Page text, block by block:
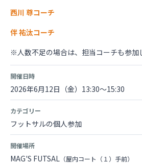
西川 尊コーチ
伴 祐汰コーチ
※人数不足の場合は、担当コーチも参加
開催日時
2026年6月12日（金）13:30～15:30
カテゴリー
フットサルの個人参加
開催場所
MAG'S FUTSAL （屋内コート（１）手前）